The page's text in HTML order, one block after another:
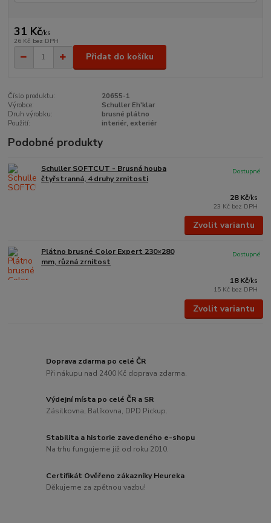
31 Kč/ks
26 Kč bez DPH
Přidat do košíku
Číslo produktu:
20655-1
Výrobce:
Schuller Eh'klar
Druh výrobku:
brusné plátno
Použití:
interiér, exteriér
Podobné produkty
Schuller SOFTCUT - Brusná houba
čtyřstranná, 4 druhy zrnitosti
28 Kč/ks
23 Kč bez DPH
Dostupné
Zvolit variantu
Plátno brusné Color Expert 230×280
mm, různá zrnitost
18 Kč/ks
15 Kč bez DPH
Dostupné
Zvolit variantu
Doprava zdarma po celé ČR
Při nákupu nad 2400 Kč doprava zdarma.
Výdejní místa po celé ČR a SR
Zásilkovna, Balíkovna, DPD Pickup.
Stabilita a historie zavedeného e-shopu
Na trhu fungujeme již od roku 2010.
Certifikát Ověřeno zákazníky Heureka
Děkujeme za zpětnou vazbu!